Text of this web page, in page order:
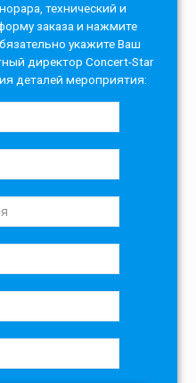
технический и
заказа и нажмите
укажите Ваш
директор Concert-Star
деталей мероприятия: